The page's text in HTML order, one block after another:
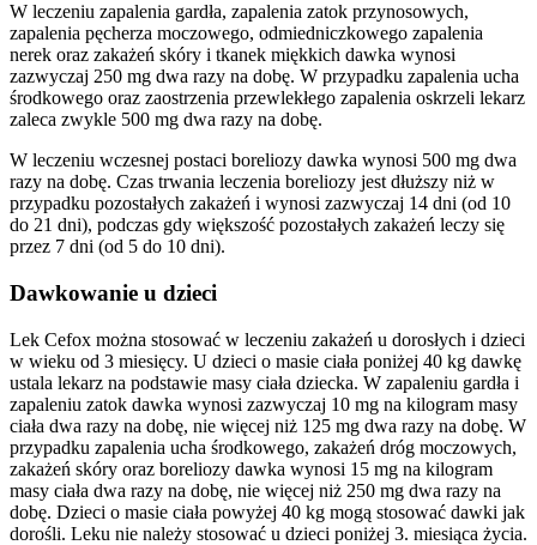
W leczeniu zapalenia gardła, zapalenia zatok przynosowych,
zapalenia pęcherza moczowego, odmiedniczkowego zapalenia
nerek oraz zakażeń skóry i tkanek miękkich dawka wynosi
zazwyczaj 250 mg dwa razy na dobę. W przypadku zapalenia ucha
środkowego oraz zaostrzenia przewlekłego zapalenia oskrzeli lekarz
zaleca zwykle 500 mg dwa razy na dobę.
W leczeniu wczesnej postaci boreliozy dawka wynosi 500 mg dwa
razy na dobę. Czas trwania leczenia boreliozy jest dłuższy niż w
przypadku pozostałych zakażeń i wynosi zazwyczaj 14 dni (od 10
do 21 dni), podczas gdy większość pozostałych zakażeń leczy się
przez 7 dni (od 5 do 10 dni).
Dawkowanie u dzieci
Lek Cefox można stosować w leczeniu zakażeń u dorosłych i dzieci
w wieku od 3 miesięcy. U dzieci o masie ciała poniżej 40 kg dawkę
ustala lekarz na podstawie masy ciała dziecka. W zapaleniu gardła i
zapaleniu zatok dawka wynosi zazwyczaj 10 mg na kilogram masy
ciała dwa razy na dobę, nie więcej niż 125 mg dwa razy na dobę. W
przypadku zapalenia ucha środkowego, zakażeń dróg moczowych,
zakażeń skóry oraz boreliozy dawka wynosi 15 mg na kilogram
masy ciała dwa razy na dobę, nie więcej niż 250 mg dwa razy na
dobę. Dzieci o masie ciała powyżej 40 kg mogą stosować dawki jak
dorośli. Leku nie należy stosować u dzieci poniżej 3. miesiąca życia.